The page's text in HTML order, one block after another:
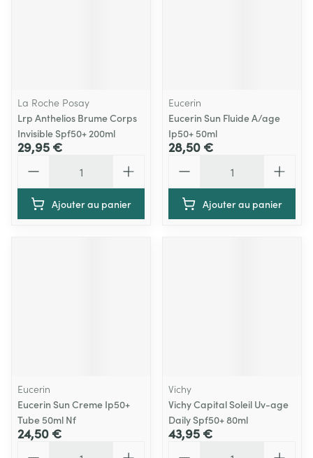
La Roche Posay
Lrp Anthelios Brume Corps
Invisible Spf50+ 200ml
29,95 €
Ajouter au panier
Eucerin
Eucerin Sun Fluide A/age
Ip50+ 50ml
28,50 €
Ajouter au panier
Eucerin
Eucerin Sun Creme Ip50+
Tube 50ml Nf
24,50 €
Vichy
Vichy Capital Soleil Uv-age
Daily Spf50+ 80ml
43,95 €